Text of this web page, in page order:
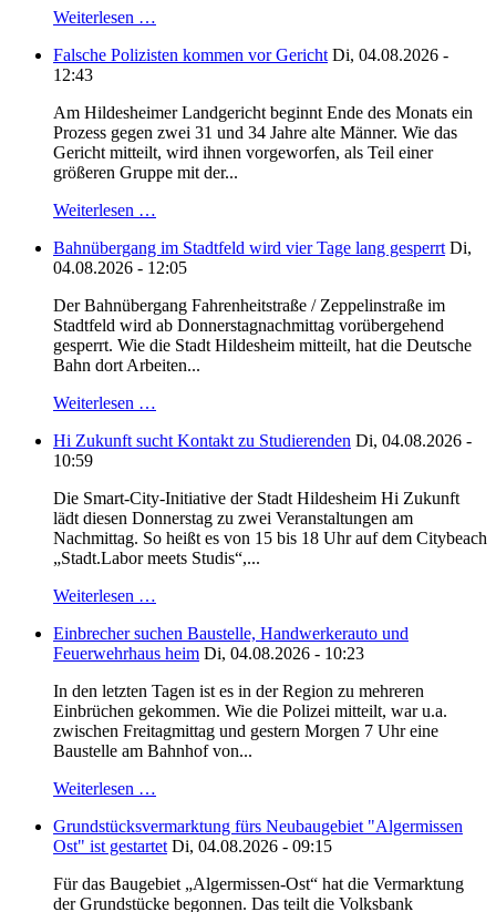
Weiterlesen …
Falsche Polizisten kommen vor Gericht Di, 04.08.2026 -
12:43
Am Hildesheimer Landgericht beginnt Ende des Monats ein
Prozess gegen zwei 31 und 34 Jahre alte Männer. Wie das
Gericht mitteilt, wird ihnen vorgeworfen, als Teil einer
größeren Gruppe mit der...
Weiterlesen …
Bahnübergang im Stadtfeld wird vier Tage lang gesperrt Di,
04.08.2026 - 12:05
Der Bahnübergang Fahrenheitstraße / Zeppelinstraße im
Stadtfeld wird ab Donnerstagnachmittag vorübergehend
gesperrt. Wie die Stadt Hildesheim mitteilt, hat die Deutsche
Bahn dort Arbeiten...
Weiterlesen …
Hi Zukunft sucht Kontakt zu Studierenden Di, 04.08.2026 -
10:59
Die Smart-City-Initiative der Stadt Hildesheim Hi Zukunft
lädt diesen Donnerstag zu zwei Veranstaltungen am
Nachmittag. So heißt es von 15 bis 18 Uhr auf dem Citybeach
„Stadt.Labor meets Studis“,...
Weiterlesen …
Einbrecher suchen Baustelle, Handwerkerauto und
Feuerwehrhaus heim Di, 04.08.2026 - 10:23
In den letzten Tagen ist es in der Region zu mehreren
Einbrüchen gekommen. Wie die Polizei mitteilt, war u.a.
zwischen Freitagmittag und gestern Morgen 7 Uhr eine
Baustelle am Bahnhof von...
Weiterlesen …
Grundstücksvermarktung fürs Neubaugebiet "Algermissen
Ost" ist gestartet Di, 04.08.2026 - 09:15
Für das Baugebiet „Algermissen-Ost“ hat die Vermarktung
der Grundstücke begonnen. Das teilt die Volksbank